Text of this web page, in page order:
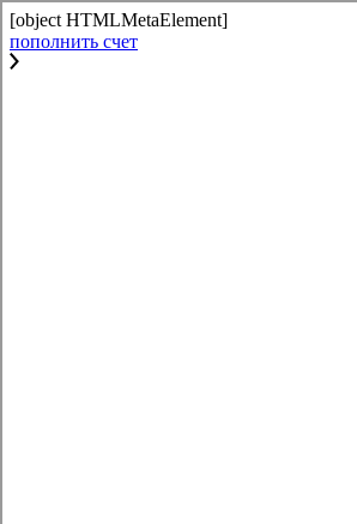
[object HTMLMetaElement]
пополнить счет